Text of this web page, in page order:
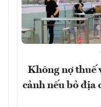
Không nợ thuế
cảnh nếu bỏ địa